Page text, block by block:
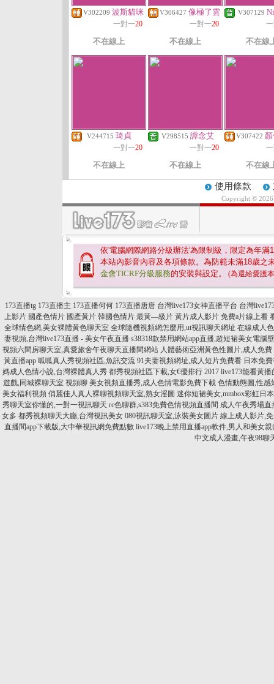
V302209 波斯貓咪
一對一20
不在線上
V306427 像極了雲
一對一20
不在線上
V307129
不在線
V244715 琦貞
一對一20
不在線上
V298515 譚念艾
一對一20
不在線上
V307422
不在線
使用條款
Copyright ©
依'電腦網際網路分級辦法'為限制級，限定為年滿
本站內影音內容及各項條款。為防範未滿18歲之
金會TICRF分級服務的安裝與設定。 (為還給愛護
173直播tg 173直播主 173直播何何 173直播唐唐 台灣live173女神直播平台 台灣
上影片 國產色情片 國產黃片 韓國色情片 最黃—級片 黃片成人影片 免費a片線上看
全球情色網,美女裸體黃色聊天室 全球隨機視頻網怎麼用,ut視訊聊天網址 在線成人
妻視頻,台灣live173直播 - 美女午夜直播 s38318款禁用網站app直播,超短裙美女電腦
視頻六間房聊天室,真愛旅舍午夜聊天直播間網站 人體藝術亞洲黃色性圖片,成人免費
黃直播app 呱呱真人秀視頻社區,魚訊交流 91夫妻視頻網址,成人短片免費看 日本免
媽成人色情小說,台灣裸體真人秀 都秀視頻社區下載,女€優排行 2017 live173能看黃
遊戲,同城裸聊天室 視頻聊 美女視頻直播秀,成人色情電影免費下載 色情動態圖,性感
美女福利視頻 俏麗佳人真人裸聊視頻聊天室,熟女淫圖 迷你短裙美女,mmbox彩虹日
秀聊天室你懂的,一對一視訊聊天 rc色聊群,s383免費色情視頻直播間 成人午夜秀場
女多 都秀視頻聊天大廳,台灣視訊美女 080視訊聊天室,泳裝美女圖片 線上成人影片,
直播間app下載版,大中華視訊網免費點數 live173晚上禁用直播app軟件,男人和美女
中文成人漫畫,午夜98聊